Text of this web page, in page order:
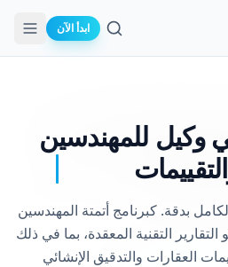
ابدأ الآن
وكيل للمهندسين
بدقة. كبرنامج أتمتة المهندسين
التقنية المعقدة، بما في ذلك
العقارات والتدقيق الإنشائي